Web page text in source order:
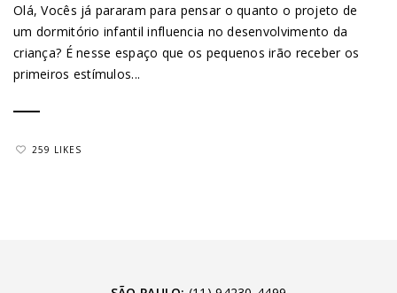
Olá, Vocês já pararam para pensar o quanto o projeto de
um dormitório infantil influencia no desenvolvimento da
criança? É nesse espaço que os pequenos irão receber os
primeiros estímulos...
259 LIKES